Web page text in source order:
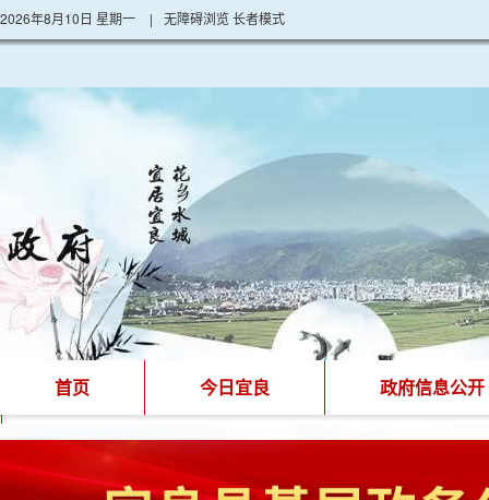
2026年8月10日 星期一 | 无障碍浏览长者模式
首页 今日宜良 政府信息公开